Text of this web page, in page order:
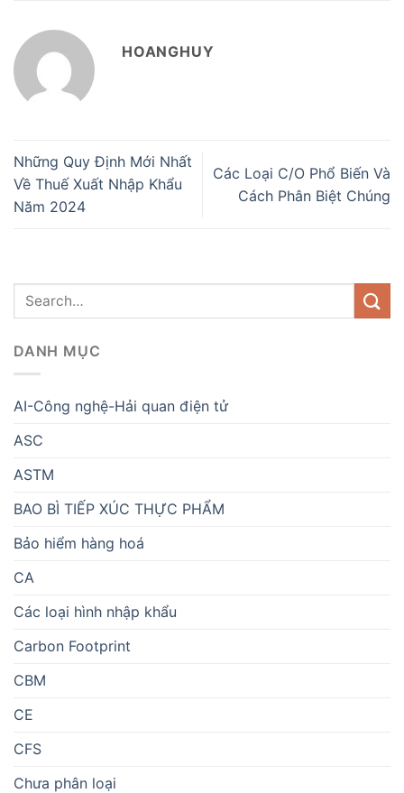
HOANGHUY
Những Quy Định Mới Nhất
Về Thuế Xuất Nhập Khẩu
Năm 2024
Các Loại C/O Phổ Biến Và
Cách Phân Biệt Chúng
DANH MỤC
AI-Công nghệ-Hải quan điện tử
ASC
ASTM
BAO BÌ TIẾP XÚC THỰC PHẨM
Bảo hiểm hàng hoá
CA
Các loại hình nhập khẩu
Carbon Footprint
CBM
CE
CFS
Chưa phân loại